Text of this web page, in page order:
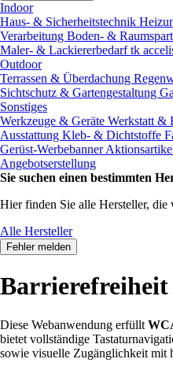
Indoor
Haus- & Sicherheitstechnik
Verarbeitung Boden- &
Maler- & Lackiererbedarftk
Outdoor
Terrassen & Überdachung
Sichtschutz & Gartengestaltung
Sonstiges
Werkzeuge & Geräte Werkstatt &
Ausstattung Kleb- & Dichtstoffe
Gerüst-Werbebanner
Angebotserstellung
Sie suchen einen bestimmten
Hier finden Sie alle Hersteller, die
Alle Hersteller
Fehler melden
Barrierefreiheit
Diese Webanwendung erfüllt
bietet vollständige
sowie visuelle Zugänglichkeit mit